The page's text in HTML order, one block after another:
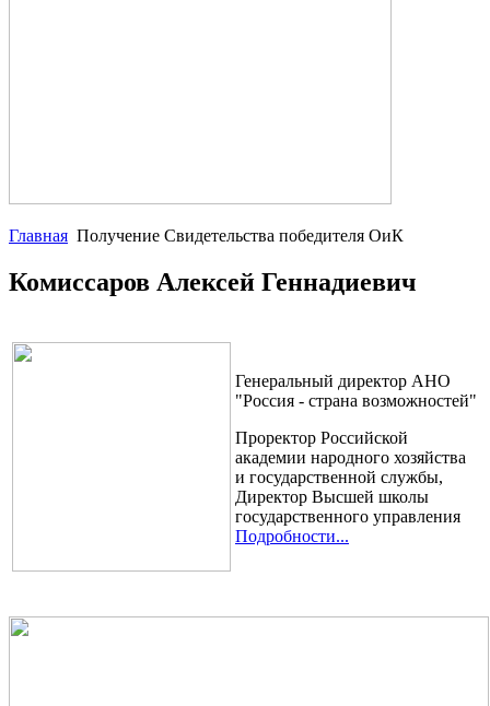
Главная Получение Свидетельства победителя ОиК
Комиссаров Алексей Геннадиевич
Генеральный директор АНО
"Россия - страна возможностей"
Проректор Российской
академии народного хозяйства
и государственной службы,
Директор Высшей школы
государственного управления
Подробности...